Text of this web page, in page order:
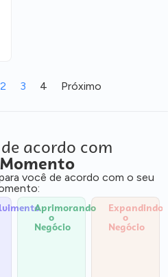
2 3 4 Próximo
acordo com
você de acordo com o seu
Aprimorando
o
Negócio
Expandindo
o
Negócio